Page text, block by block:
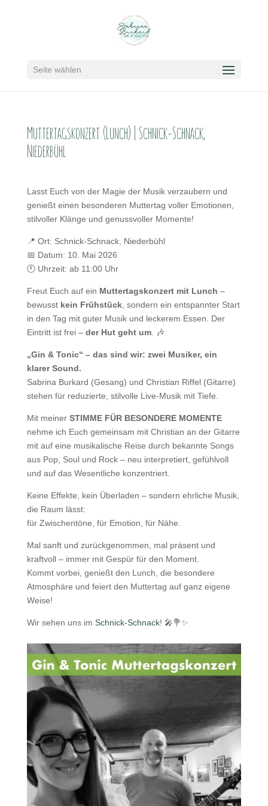
Seite wählen
Muttertagskonzert (Lunch) | Schnick-Schnack,
Niederbühl
Lasst Euch von der Magie der Musik verzaubern und
genießt einen besonderen Muttertag voller Emotionen,
stilvoller Klänge und genussvoller Momente!
📍 Ort: Schnick-Schnack, Niederbühl
📅 Datum: 10. Mai 2026
🕚 Uhrzeit: ab 11:00 Uhr
Freut Euch auf ein Muttertagskonzert mit Lunch –
bewusst kein Frühstück, sondern ein entspannter Start
in den Tag mit guter Musik und leckerem Essen. Der
Eintritt ist frei – der Hut geht um. 🎶
„Gin & Tonic“ – das sind wir: zwei Musiker, ein
klarer Sound.
Sabrina Burkard (Gesang) und Christian Riffel (Gitarre)
stehen für reduzierte, stilvolle Live-Musik mit Tiefe.
Mit meiner STIMME FÜR BESONDERE MOMENTE
nehme ich Euch gemeinsam mit Christian an der Gitarre
mit auf eine musikalische Reise durch bekannte Songs
aus Pop, Soul und Rock – neu interpretiert, gefühlvoll
und auf das Wesentliche konzentriert.
Keine Effekte, kein Überladen – sondern ehrliche Musik,
die Raum lässt:
für Zwischentöne, für Emotion, für Nähe.
Mal sanft und zurückgenommen, mal präsent und
kraftvoll – immer mit Gespür für den Moment.
Kommt vorbei, genießt den Lunch, die besondere
Atmosphäre und feiert den Muttertag auf ganz eigene
Weise!
Wir sehen uns im Schnick-Schnack! 🎤💐✨